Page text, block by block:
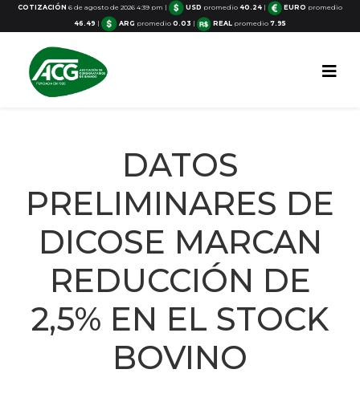
COTIZACIÓN 6 de agosto de 2026 4:39 pm | USD promedio40.24 | EURO promedio
46.49 | ARG promedio 0.03 | REALpromedio 7.95
DATOS
PRELIMINARES DE
DICOSE MARCAN
REDUCCIÓN DE
2,5% EN EL STOCK
BOVINO